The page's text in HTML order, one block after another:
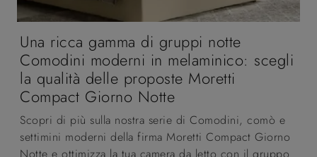
Una ricca gamma di gruppi notte
Comodini moderni in melaminico: scegli
la qualità delle proposte Moretti
Compact Giorno Notte
Scopri di più sulla nostra serie di Comodini, comò e
settimini moderni della firma Moretti Compact Giorno
Notte e ottimizza la tua camera da letto con il gruppo